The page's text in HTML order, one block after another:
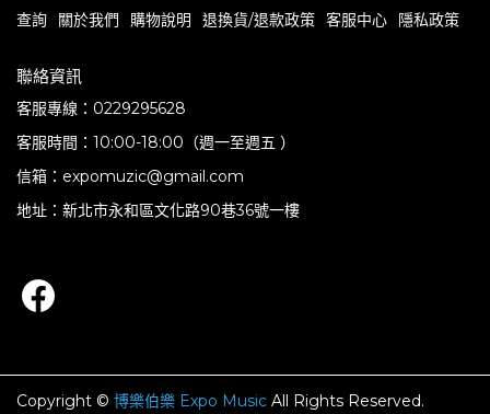
查詢 關於我們 購物說明 退換貨/退款政策 客服中心 隱私政策
聯絡資訊
客服專線：0229295628
客服時間：10:00-18:00（週一至週五 ）
信箱：expomuzic@gmail.com
地址：新北市永和區文化路90巷36號一樓
Copyright © 博樂伯樂 Expo Music All Rights Reserved.